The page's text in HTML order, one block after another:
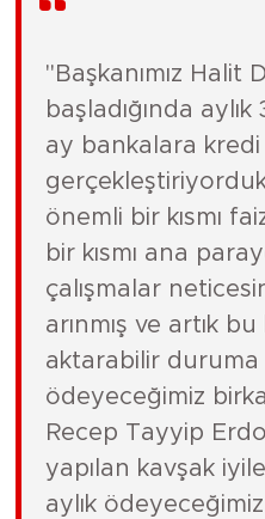
"Başkanımız Halit
başladığında
ay bankalara kredi
önemli bir kısmı
bir kısmı ana
çalışmalar
arınmış ve artık
aktarabilir duruma
ödeyeceğimiz
Recep Tayyip
yapılan kavşak
aylık